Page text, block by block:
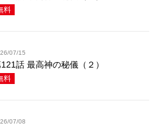
料
07/15
話 最高神の秘儀（２）
料
07/08